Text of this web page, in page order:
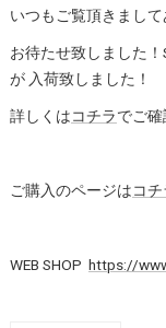
いつもご覧頂きまし
お待たせ致しました！
が 入荷致しました！
詳しくはコチラでご確
ご購入のページはコチ
WEB SHOP https://